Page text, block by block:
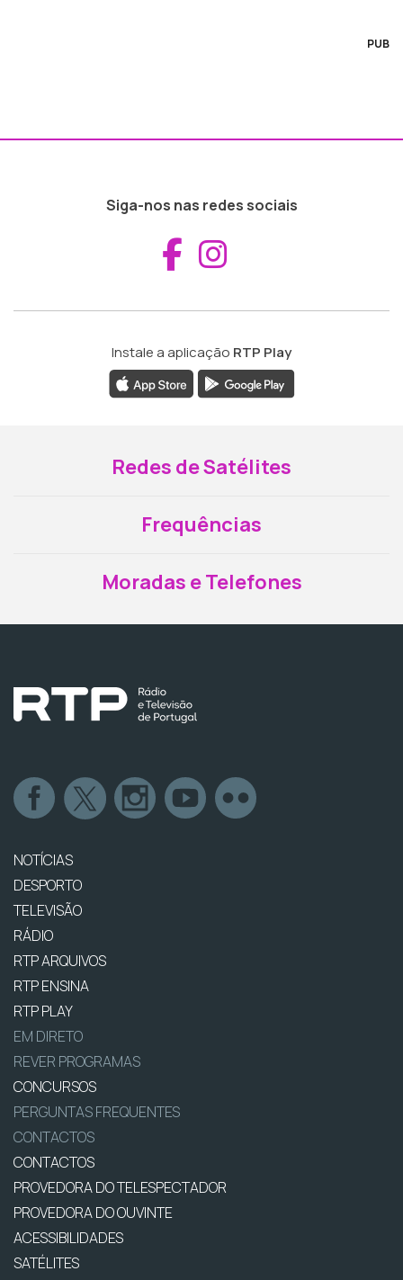
PUB
Siga-nos nas redes sociais
Aceder ao
Instale a aplicação RTP Play
Redes de Satélites
Frequências
Moradas e Telefones
NOTÍCIAS
DESPORTO
TELEVISÃO
RÁDIO
RTP ARQUIVOS
RTP ENSINA
RTP PLAY
EM DIRETO
REVER PROGRAMAS
CONCURSOS
PERGUNTAS FREQUENTES
CONTACTOS
CONTACTOS
PROVEDORA DO TELESPECTADOR
PROVEDORA DO OUVINTE
ACESSIBILIDADES
SATÉLITES